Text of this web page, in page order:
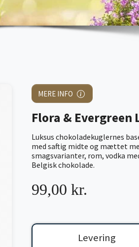
MERE INFO
Flora &
Luksus chokoladekuglernes
med saftig midte og mættet
smagsvarianter, rom, vodka
Belgisk chokolade.
99,00 kr.
Levering